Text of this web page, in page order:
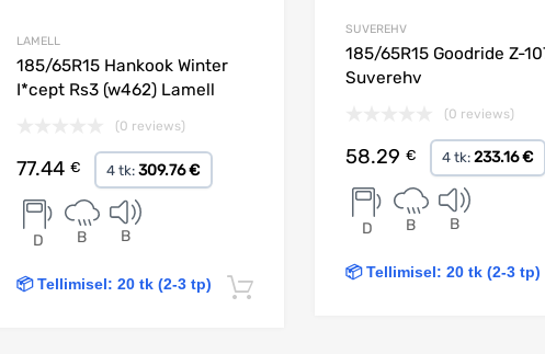
korvi
LAMELL
185/65R15 Hankook Winter
I*cept Rs3 (w462) Lamell
(0 reviews)
77.44 € 4 tk:309.76 €
D B B
📦 Tellimisel: 20 tk (2-3 tp)
SUVEREHV
185/65R15 Goodride Z-
Suverehv
(0 reviews)
58.29 € 4 tk:233.16 €
D B B
📦 Tellimisel: 20 tk (2-3 tp)